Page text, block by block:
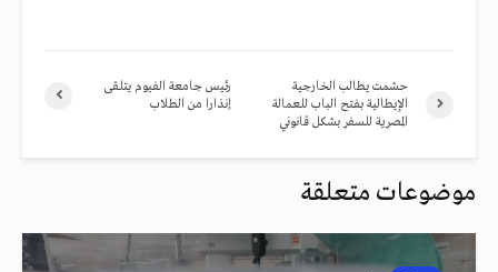
رئيس جامعة الفيوم يتلقى
إنذارا من الطلاب
حشمت يطالب الخارجية
الإيطالية بفتح الباب للعمالة
المصرية للسفر بشكل قانوني
موضوعات متعلقة